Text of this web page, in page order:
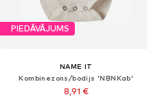
PIEDĀVĀJUMS
NAME IT
Kombinezons/bodijs 'NBNKab'
8,91 €